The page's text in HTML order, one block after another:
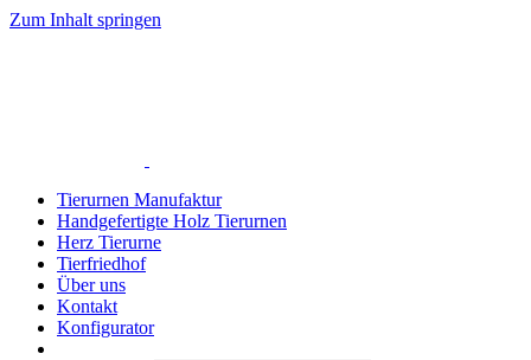
Zum Inhalt springen
Tierurnen Manufaktur
Handgefertigte Holz Tierurnen
Herz Tierurne
Tierfriedhof
Über uns
Kontakt
Konfigurator